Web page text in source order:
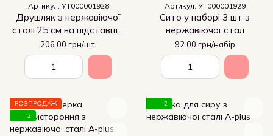
Артикул: УТ000001928
Друшляк з нержавіючої
сталі 25 см на підставці з
двома ручками
206.00 грн/шт.
Артикул: УТ000001929
Сито у наборі 3 шт з
нержавіючої стал
92.00 грн/набір
РОЗПРОДАЖ
2
2